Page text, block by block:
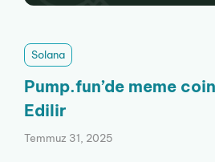
Solana
Pump.fun’de meme
Edilir
Temmuz 31, 2025